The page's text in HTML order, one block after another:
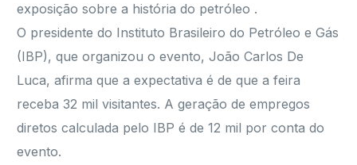
exposição sobre a história do petróleo .
O presidente do Instituto Brasileiro do Petróleo e Gás
(IBP), que organizou o evento, João Carlos De
Luca, afirma que a expectativa é de que a feira
receba 32 mil visitantes. A geração de empregos
diretos calculada pelo IBP é de 12 mil por conta do
evento.